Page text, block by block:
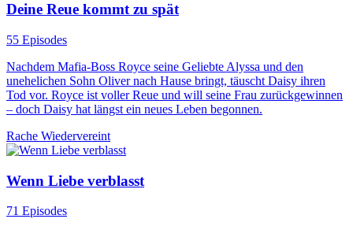
Deine Reue kommt zu spät
55 Episodes
Nachdem Mafia-Boss Royce seine Geliebte Alyssa und den
unehelichen Sohn Oliver nach Hause bringt, täuscht Daisy ihren
Tod vor. Royce ist voller Reue und will seine Frau zurückgewinnen
– doch Daisy hat längst ein neues Leben begonnen.
Rache Wiedervereint
Wenn Liebe verblasst
71 Episodes